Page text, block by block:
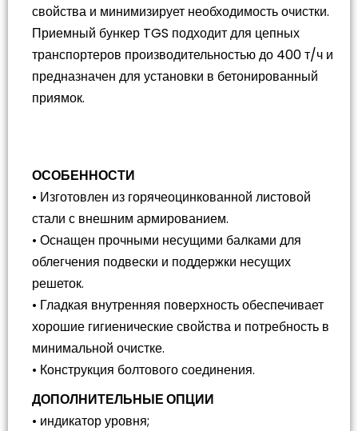
свойства и минимизирует необходимость очистки.
Приемный бункер TGS подходит для цепных
транспортеров производительностью до 400 т/ч и
предназначен для установки в бетонированный
приямок.
ОСОБЕННОСТИ
• Изготовлен из горячеоцинкованной листовой
стали с внешним армированием.
• Оснащен прочными несущими балками для
облегчения подвески и поддержки несущих
решеток.
• Гладкая внутренняя поверхность обеспечивает
хорошие гигиенические свойства и потребность в
минимальной очистке.
• Конструкция болтового соединения.
ДОПОЛНИТЕЛЬНЫЕ ОПЦИИ
• индикатор уровня;